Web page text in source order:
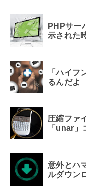
PHPサー
示された
「ハイフ
るんだよ
圧縮ファ
「unar」
意外とハ
ルダウン